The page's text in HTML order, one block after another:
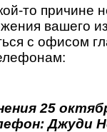
то причине
вашего
с офисом
25
Джуди